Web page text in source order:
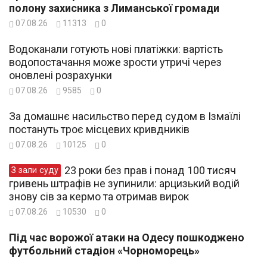
полону захисника з Лиманської громади
07.08.26 11313 0
Водоканали готують нові платіжки: вартість
водопостачання може зрости утричі через
оновлені розрахунки
07.08.26 9585 0
За домашнє насильство перед судом в Ізмаїлі
постануть троє місцевих кривдників
07.08.26 10125 0
З зали суду
гривень штрафів не зупинили: арцизький водій
знову сів за кермо та отримав вирок
07.08.26 10530 0
Під час ворожої атаки на Одесу пошкоджено
футбольний стадіон «Чорноморець»